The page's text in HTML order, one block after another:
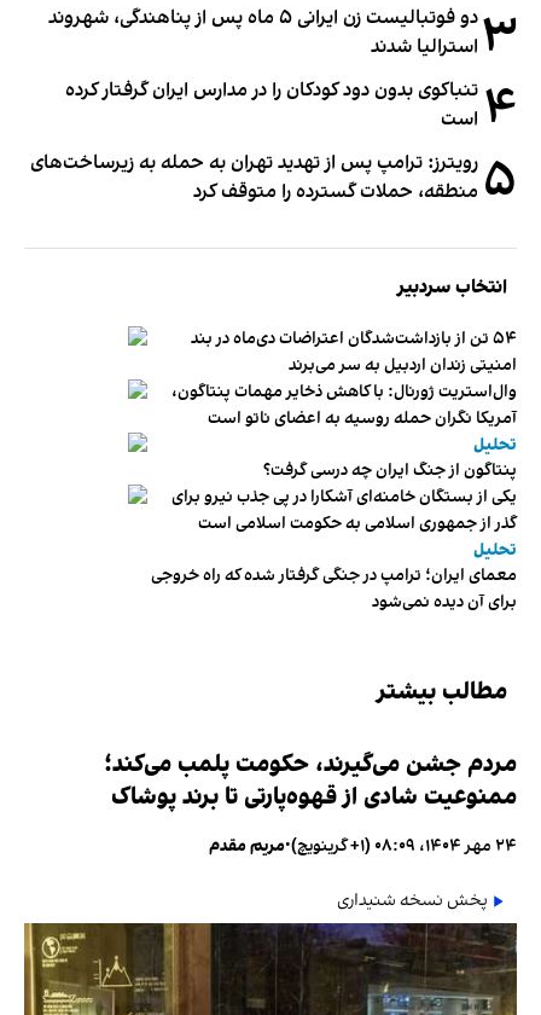
۳
دو فوتبالیست زن ایرانی ۵ ماه پس از پناهندگی، شهروند
استرالیا شدند
۴ تنباکوی بدون دود کودکان را در مدارس ایران گرفتار کرده
است
۵ رویترز: ترامپ پس از تهدید تهران به حمله به زیرساخت‌های
منطقه، حملات گسترده را متوقف کرد
انتخاب سردبیر
۵۴ تن از بازداشت‌شدگان اعتراضات دی‌ماه در بند
امنیتی زندان اردبیل به سر می‌برند
وال‌استریت ژورنال: با کاهش ذخایر مهمات پنتاگون،
آمریکا نگران حمله روسیه به اعضای ناتو‌ است
تحلیل
پنتاگون از جنگ ایران چه درسی گرفت؟
یکی از بستگان خامنه‌ای آشکارا در پی جذب نیرو برای
گذر از جمهوری اسلامی به حکومت اسلامی است
تحلیل
معمای ایران؛ ترامپ در جنگی گرفتار شده که راه خروجی
برای آن دیده نمی‌شود
مطالب بیشتر
مردم جشن می‌گیرند، حکومت پلمب می‌کند؛
ممنوعیت شادی از قهوه‌پارتی تا برند پوشاک
۲۴ مهر ۱۴۰۴، ۰۸:۰۹ (‎+۱ گرینویچ) •مریم مقدم
پخش نسخه شنیداری